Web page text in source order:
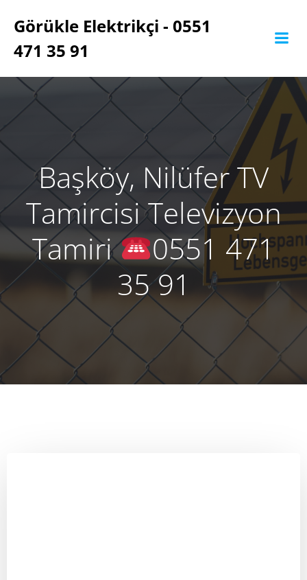
geç
Görükle Elektrikçi - 0551
471 35 91
Başköy, Nilüfer TV
Tamircisi Televizyon
Tamiri
0551 471
35 91